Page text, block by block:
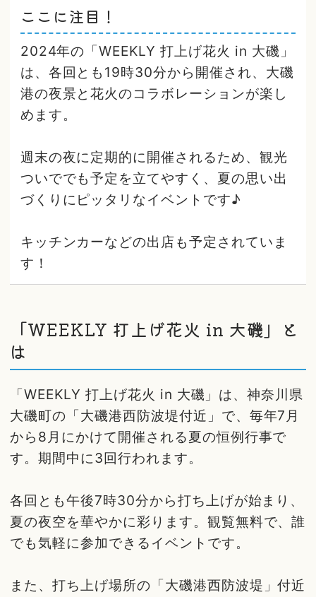
ここに注目！
2024年の「WEEKLY 打上げ花火 in 大磯」
は、各回とも19時30分から開催され、大磯
港の夜景と花火のコラボレーションが楽し
めます。
週末の夜に定期的に開催されるため、観光
ついででも予定を立てやすく、夏の思い出
づくりにピッタリなイベントです♪
キッチンカーなどの出店も予定されていま
す！
「WEEKLY 打上げ花火 in 大磯」と
は
「WEEKLY 打上げ花火 in 大磯」は、神奈川県
大磯町の「大磯港西防波堤付近」で、毎年7月
から8月にかけて開催される夏の恒例行事で
す。期間中に3回行われます。
各回とも午後7時30分から打ち上げが始まり、
夏の夜空を華やかに彩ります。観覧無料で、誰
でも気軽に参加できるイベントです。
また、打ち上げ場所の「大磯港西防波堤」付近